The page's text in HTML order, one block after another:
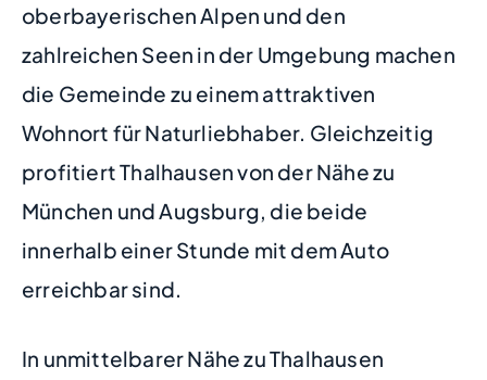
oberbayerischen Alpen und den
zahlreichen Seen in der Umgebung machen
die Gemeinde zu einem attraktiven
Wohnort für Naturliebhaber. Gleichzeitig
profitiert Thalhausen von der Nähe zu
München und Augsburg, die beide
innerhalb einer Stunde mit dem Auto
erreichbar sind.
In unmittelbarer Nähe zu Thalhausen